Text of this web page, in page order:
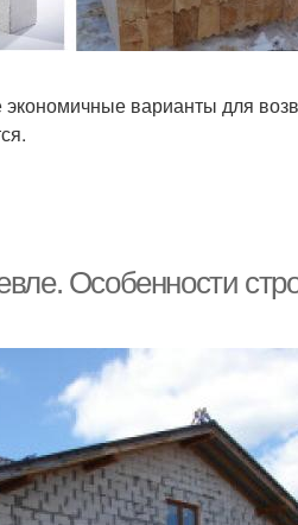
экономичные варианты для
Особенности